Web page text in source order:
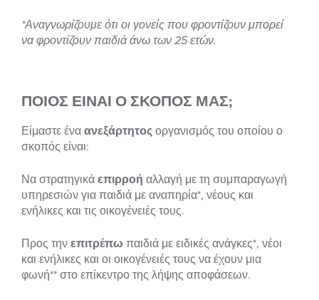
*Αναγνωρίζουμε ότι οι γονείς που φροντίζουν μπορεί
να φροντίζουν παιδιά άνω των 25 ετών.
ΠΟΙΟΣ ΕΊΝΑΙ Ο ΣΚΟΠΌΣ ΜΑΣ;
Είμαστε ένα ανεξάρτητος οργανισμός του οποίου ο
σκοπός είναι:
Να στρατηγικά επιρροή αλλαγή με τη συμπαραγωγή
υπηρεσιών για παιδιά με αναπηρία*, νέους και
ενήλικες και τις οικογένειές τους.
Προς την επιτρέπω παιδιά με ειδικές ανάγκες*, νέοι
και ενήλικες και οι οικογένειές τους να έχουν μια
φωνή** στο επίκεντρο της λήψης αποφάσεων.